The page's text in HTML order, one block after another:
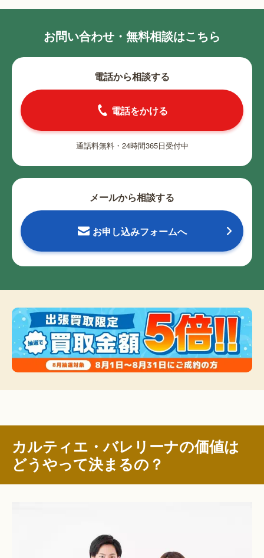
お問い合わせ・無料相談はこちら
電話から相談する
電話をかける
通話料無料・24時間365日受付中
メールから相談する
お申し込みフォームへ
カルティエ・バレリーナの価値は
どうやって決まるの？